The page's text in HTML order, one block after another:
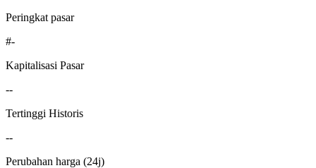
Peringkat pasar
#-
Kapitalisasi Pasar
--
Tertinggi Historis
--
Perubahan harga (24j)